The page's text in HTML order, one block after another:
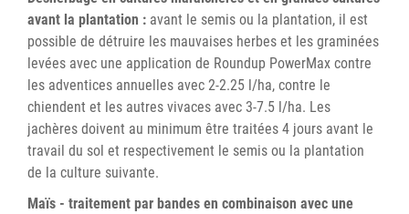
avant la plantation : avant le semis ou la plantation, il est
possible de détruire les mauvaises herbes et les graminées
levées avec une application de Roundup PowerMax contre
les adventices annuelles avec 2-2.25 l/ha, contre le
chiendent et les autres vivaces avec 3-7.5 l/ha. Les
jachères doivent au minimum être traitées 4 jours avant le
travail du sol et respectivement le semis ou la plantation
de la culture suivante.
Maïs - traitement par bandes en combinaison avec une